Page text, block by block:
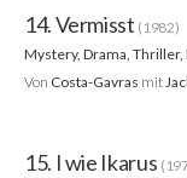
14. Vermisst (1982)
Mystery, Drama,
Von Costa-Gavras mit
15. I wie Ikarus